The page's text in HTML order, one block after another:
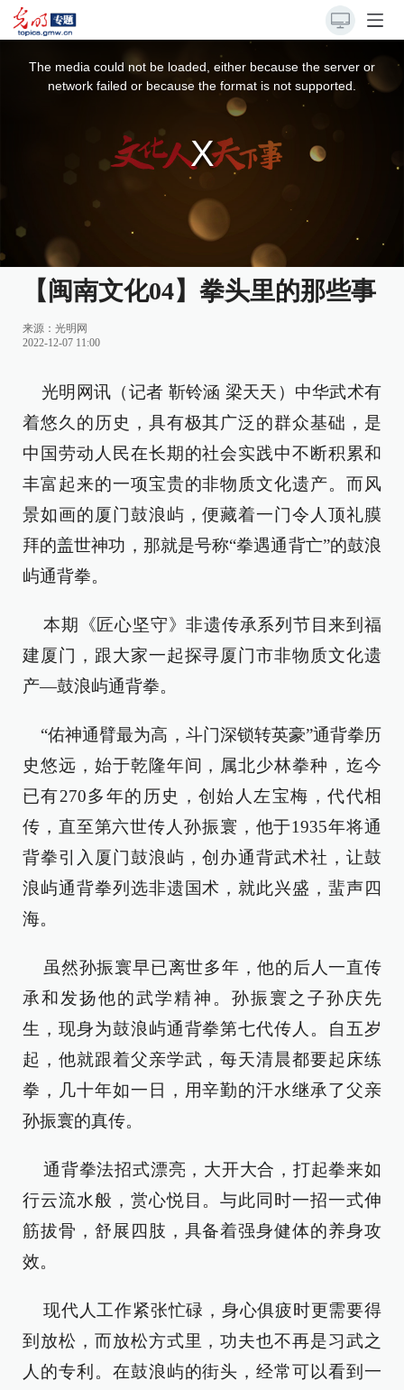
The media could not be loaded, either because the server or
network failed or because the format is not supported.
【闽南文化04】拳头里的那些事
来源：光明网
2022-12-07 11:00
光明网讯（记者 靳铃涵 梁天天）中华武术有
着悠久的历史，具有极其广泛的群众基础，是
中国劳动人民在长期的社会实践中不断积累和
丰富起来的一项宝贵的非物质文化遗产。而风
景如画的厦门鼓浪屿，便藏着一门令人顶礼膜
拜的盖世神功，那就是号称“拳遇通背亡”的鼓浪
屿通背拳。
本期《匠心坚守》非遗传承系列节目来到福
建厦门，跟大家一起探寻厦门市非物质文化遗
产—鼓浪屿通背拳。
“佑神通臂最为高，斗门深锁转英豪”通背拳历
史悠远，始于乾隆年间，属北少林拳种，迄今
已有270多年的历史，创始人左宝梅，代代相
传，直至第六世传人孙振寰，他于1935年将通
背拳引入厦门鼓浪屿，创办通背武术社，让鼓
浪屿通背拳列选非遗国术，就此兴盛，蜚声四
海。
虽然孙振寰早已离世多年，他的后人一直传
承和发扬他的武学精神。孙振寰之子孙庆先
生，现身为鼓浪屿通背拳第七代传人。自五岁
起，他就跟着父亲学武，每天清晨都要起床练
拳，几十年如一日，用辛勤的汗水继承了父亲
孙振寰的真传。
通背拳法招式漂亮，大开大合，打起拳来如
行云流水般，赏心悦目。与此同时一招一式伸
筋拔骨，舒展四肢，具备着强身健体的养身攻
效。
现代人工作紧张忙碌，身心俱疲时更需要得
到放松，而放松方式里，功夫也不再是习武之
人的专利。在鼓浪屿的街头，经常可以看到一